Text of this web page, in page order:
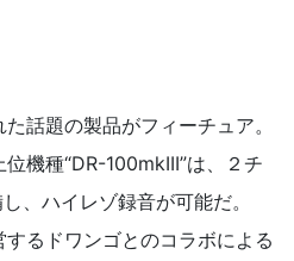
話題の製品がフィーチュア。
機種“DR-100mkIII”は、２チ
、ハイレゾ録音が可能だ。
するドワンゴとのコラボによる